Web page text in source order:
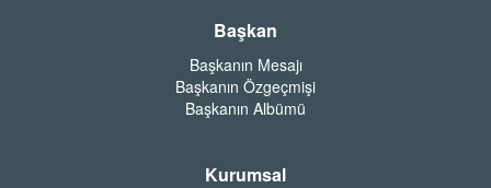
Başkan
Başkanın Mesajı
Başkanın Özgeçmişi
Başkanın Albümü
Kurumsal